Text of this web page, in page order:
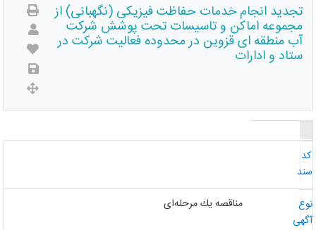
تجدید انجام خدمات حفاظت فیزیکی (نگهبانی) از
مجموعه اماکن و تاسیسات تحت پوشش شرکت
آب منطقه ای قزوین در محدوده فعالیت شرکت در
ستاد و ادارات
مناقصه یك مرحله‌ای